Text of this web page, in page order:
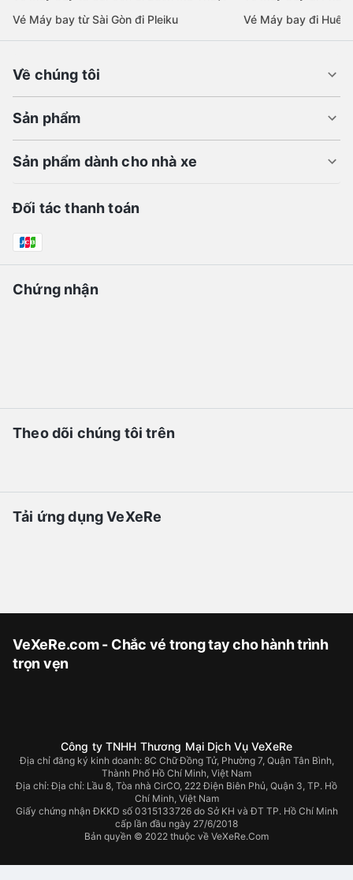
Vé Máy bay từ Sài Gòn đi Pleiku
Vé Máy bay đi Huế
Về chúng tôi
Sản phẩm
Sản phẩm dành cho nhà xe
Đối tác thanh toán
Chứng nhận
Theo dõi chúng tôi trên
Tải ứng dụng VeXeRe
VeXeRe.com - Chắc vé trong tay cho hành trình
trọn vẹn
Công ty TNHH Thương Mại Dịch Vụ VeXeRe
Địa chỉ đăng ký kinh doanh: 8C Chữ Đồng Tử, Phường 7, Quận Tân Bình,
Thành Phố Hồ Chí Minh, Việt Nam
Địa chỉ:Địa chỉ: Lầu 8, Tòa nhà CirCO, 222 Điện Biên Phủ, Quận 3, TP. Hồ
Chí Minh, Việt Nam
Giấy chứng nhận ĐKKD số 0315133726 do Sở KH và ĐT TP. Hồ Chí Minh
cấp lần đầu ngày 27/6/2018
Bản quyền © 2022 thuộc về VeXeRe.Com